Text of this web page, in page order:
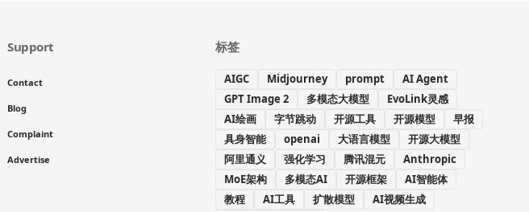
Support
Contact
Blog
Complaint
Advertise
标签
AIGC Midjourney prompt
AI Agent
GPT Image 2
多模态大模型
EvoLink灵感
AI绘画
字节跳动 开源工具 开源模型
早报
具身智能
openai 大语言模型
开源大模型
阿里通义
强化学习 腾讯混元
Anthropic
MoE架构
多模态AI 开源框架
AI智能体
教程
AI工具 扩散模型 AI视频生成